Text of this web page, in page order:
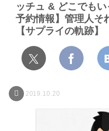
ッチュ & どこでも
予約情報】管理人そ
【サプライの軌跡】
2019.10.20